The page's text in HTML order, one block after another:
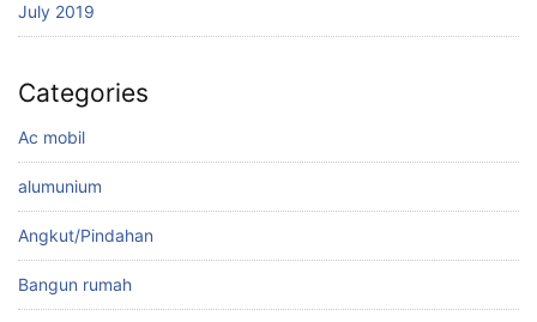
July 2019
Categories
Ac mobil
alumunium
Angkut/Pindahan
Bangun rumah